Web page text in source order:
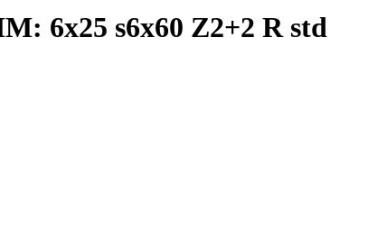
6x25 s6x60 Z2+2 R std